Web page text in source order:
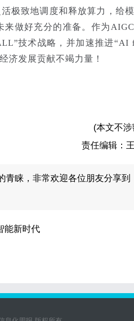
极致地调度和释放算力，给
来做好充分的准备。作为
技术战略，并加速推进“AI
济发展贡献不竭力量！
(本文不涉
责任编辑：
睐，非常欢迎各位朋友分享到
能新时代